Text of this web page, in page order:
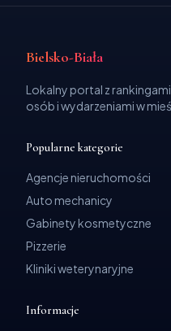
Bielsko-Biała
Lokalny portal z
osób i wydarzeniami w
Popularne kategorie
Agencje nieruchomości
Auto mechanicy
Gabinety kosmetyczne
Pizzerie
Kliniki weterynaryjne
Informacje